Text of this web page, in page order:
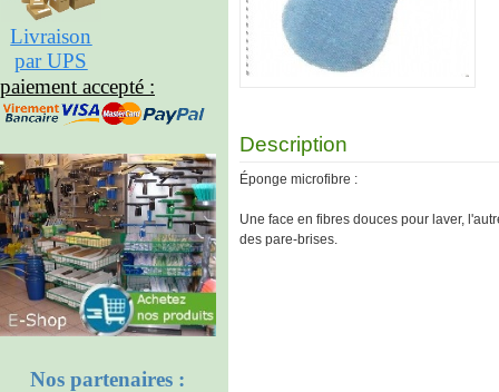
Livraison
par UPS
paiement accepté :
Nos partenaires :
Description
Éponge microfibre :
Une face en fibres douces pour laver,
des pare-brises.